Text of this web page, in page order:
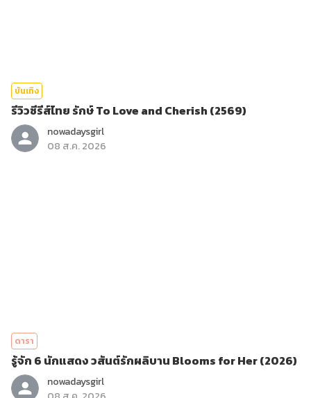
บันเทิง
รีวิวซีรีส์ไทย รักษ์ To Love and Cherish (2569)
nowadaysgirl
08 ส.ค. 2026
ดารา
รู้จัก 6 นักแสดง วสันต์รักผลิบาน Blooms for Her (2026)
nowadaysgirl